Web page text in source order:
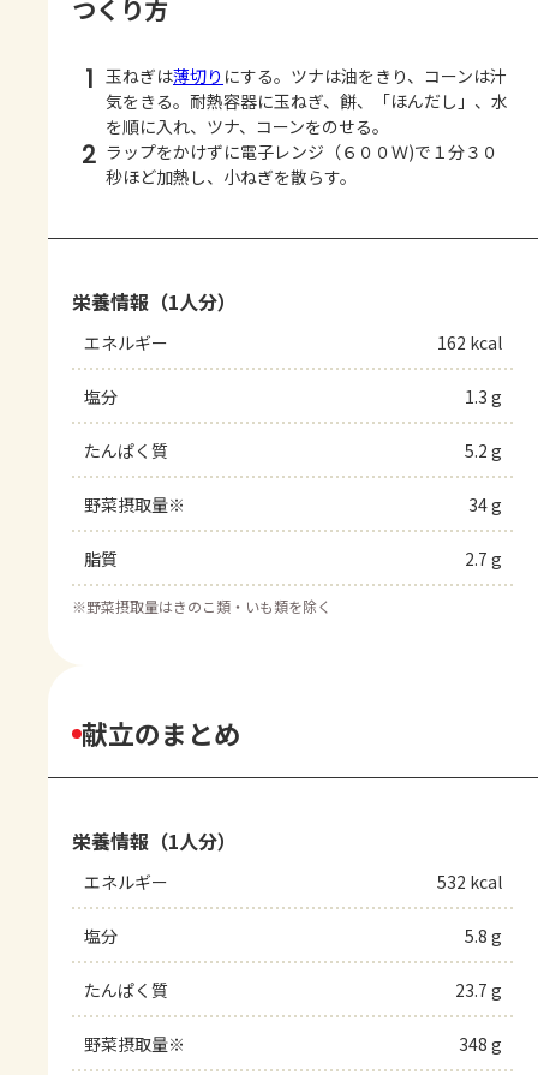
つくり方
1 玉ねぎは薄切り にする。ツナは油をきり、コーンは汁
気をきる。耐熱容器に玉ねぎ、餅、「ほんだし」、水
を順に入れ、ツナ、コーンをのせる。
2 ラップをかけずに電子レンジ（６００Ｗ)で１分３０
秒ほど加熱し、小ねぎを散らす。
栄養情報（1人分）
エネルギー 162 kcal
塩分 1.3 g
たんぱく質 5.2 g
野菜摂取量※ 34 g
脂質 2.7 g
※野菜摂取量はきのこ類・いも類を除く
献立のまとめ
栄養情報（1人分）
エネルギー 532 kcal
塩分 5.8 g
たんぱく質 23.7 g
野菜摂取量※ 348 g